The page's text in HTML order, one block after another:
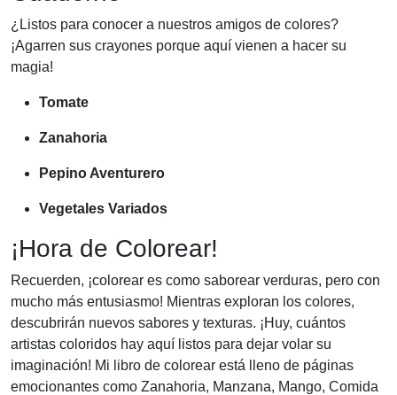
¿Listos para conocer a nuestros amigos de colores?
¡Agarren sus crayones porque aquí vienen a hacer su
magia!
Tomate
Zanahoria
Pepino Aventurero
Vegetales Variados
¡Hora de Colorear!
Recuerden, ¡colorear es como saborear verduras, pero con
mucho más entusiasmo! Mientras exploran los colores,
descubrirán nuevos sabores y texturas. ¡Huy, cuántos
artistas coloridos hay aquí listos para dejar volar su
imaginación! Mi libro de colorear está lleno de páginas
emocionantes como Zanahoria, Manzana, Mango, Comida